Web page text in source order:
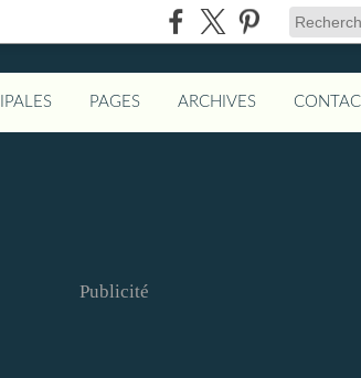
PAGES ARCHIVES
Publicité